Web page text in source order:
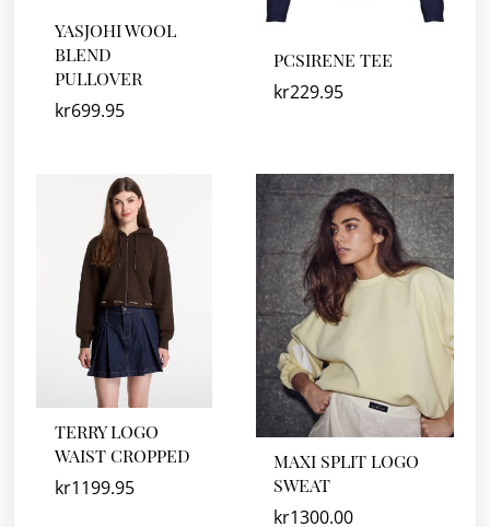
YASJOHI WOOL
BLEND
PULLOVER
kr699.95
PCSIRENE TEE
kr229.95
TERRY LOGO
WAIST CROPPED
kr1199.95
MAXI SPLIT LOGO
SWEAT
kr1300.00